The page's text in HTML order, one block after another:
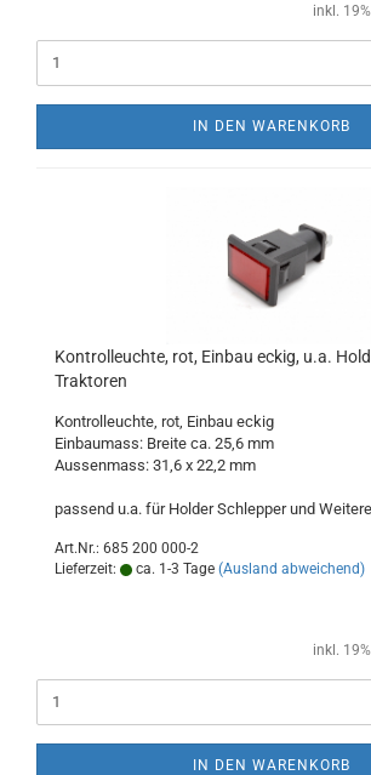
inkl.
IN DEN WARENKORB
Kontrolleuchte, rot, Einbau eckig, u.a.
Traktoren
Kontrolleuchte, rot, Einbau eckig
Einbaumass: Breite ca. 25,6 mm
Aussenmass: 31,6 x 22,2 mm
passend u.a. für Holder Schlepper und Weitere
Art.Nr.: 685 200 000-2
Lieferzeit:
ca. 1-3 Tage (Ausland abweichend)
inkl.
IN DEN WARENKORB